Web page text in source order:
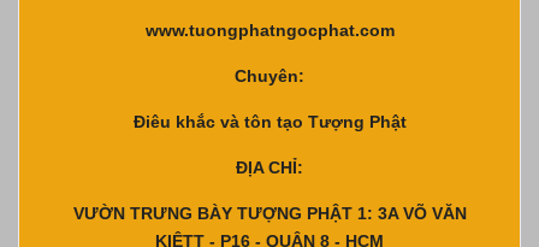
www.tuongphatngocphat.com
Chuyên:
Điêu khắc và tôn tạo Tượng Phật
ĐỊA CHỈ:
VƯỜN TRƯNG BÀY TƯỢNG PHẬT 1: 3A VÕ VĂN
KIỆTT - P16 - QUẬN 8 - HCM